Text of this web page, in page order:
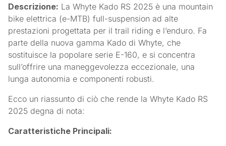
Descrizione: La Whyte Kado RS 2025 è una mountain
bike elettrica (e-MTB) full-suspension ad alte
prestazioni progettata per il trail riding e l’enduro. Fa
parte della nuova gamma Kado di Whyte, che
sostituisce la popolare serie E-160, e si concentra
sull’offrire una maneggevolezza eccezionale, una
lunga autonomia e componenti robusti.
Ecco un riassunto di ciò che rende la Whyte Kado RS
2025 degna di nota:
Caratteristiche Principali: